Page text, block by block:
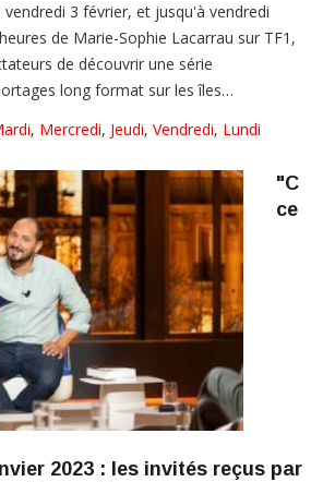
3 février, et jusqu'à vendredi
de Marie-Sophie Lacarrau sur TF1,
de découvrir une série
long format sur les îles…
, Mercredi, Jeudi, Vendredi, Lundi
"C
ce
2023 : les invités reçus par